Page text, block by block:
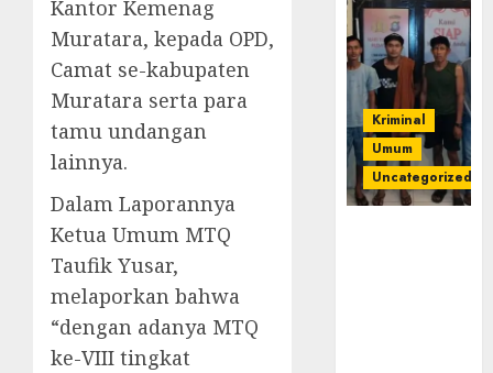
Kantor Kemenag
Muratara, kepada OPD,
Camat se-kabupaten
Muratara serta para
tamu undangan
lainnya.
Dalam Laporannya
Ketua Umum MTQ
Taufik Yusar,
melaporkan bahwa
“dengan adanya MTQ
ke-VIII tingkat
Kriminal
Umum
Uncategorized